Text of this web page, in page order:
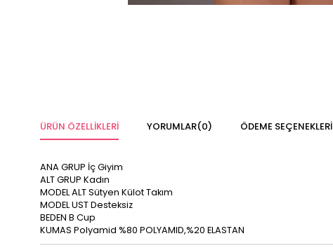
ÜRÜN ÖZELLIKLERI YORUMLAR(0) ÖDEME SEÇENEKLERI
ANA GRUP İç Giyim
ALT GRUP Kadın
MODEL ALTSütyen Külot Takım
MODEL USTDesteksiz
BEDEN B Cup
KUMAS Polyamid %80 POLYAMID,%20 ELASTAN